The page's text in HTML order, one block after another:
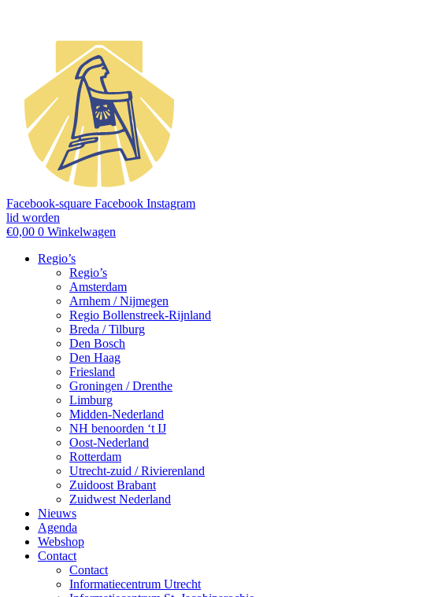
Facebook-square Facebook Instagram
lid worden
€0,00 0 Winkelwagen
Regio’s
Regio’s
Amsterdam
Arnhem / Nijmegen
Regio Bollenstreek-Rijnland
Breda / Tilburg
Den Bosch
Den Haag
Friesland
Groningen / Drenthe
Limburg
Midden-Nederland
NH benoorden ‘t IJ
Oost-Nederland
Rotterdam
Utrecht-zuid / Rivierenland
Zuidoost Brabant
Zuidwest Nederland
Nieuws
Agenda
Webshop
Contact
Contact
Informatiecentrum Utrecht